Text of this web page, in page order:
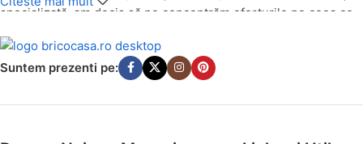
specializată, am decis să ne concentrăm eforturile pe ceea ce
și grădina ta, direct la ușa ta.
Suntem prezenti pe: